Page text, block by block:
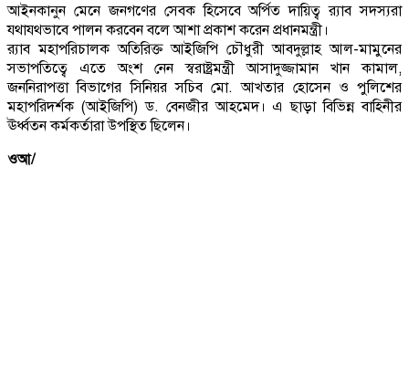
আইনকানুন মেনে জনগণের সেবক হিসেবে অর্পিত দায়িত্ব র‌্যাব সদস্যরা
যথাযথভাবে পালন করবেন বলে আশা প্রকাশ করেন প্রধানমন্ত্রী।
র‌্যাব মহাপরিচালক অতিরিক্ত আইজিপি চৌধুরী আবদুল্লাহ আল-মামুনের
সভাপতিত্বে এতে অংশ নেন স্বরাষ্ট্রমন্ত্রী আসাদুজ্জামান খান কামাল,
জননিরাপত্তা বিভাগের সিনিয়র সচিব মো. আখতার হোসেন ও পুলিশের
মহাপরিদর্শক (আইজিপি) ড. বেনজীর আহমেদ। এ ছাড়া বিভিন্ন বাহিনীর
ঊর্ধ্বতন কর্মকর্তারা উপস্থিত ছিলেন।
ওআ/